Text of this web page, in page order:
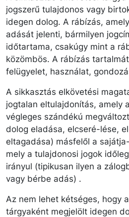
jogszerű tulajdonos vagy
idegen dolog. A rábízás,
adását jelenti, bármilyen
időtartama, csakúgy mint a
közömbös. A rábízás
felügyelet, használat,
A sikkasztás elkövetési
jogtalan eltulajdonítás, amely
végleges szándékú
dolog eladása, elcseré-lése,
eltagadása) másfelől a
mely a tulajdonosi jogok
irányul (tipikusan ilyen a
vagy bérbe adás) .
Az nem lehet kétséges, hogy
tárgyaként megjelölt idegen